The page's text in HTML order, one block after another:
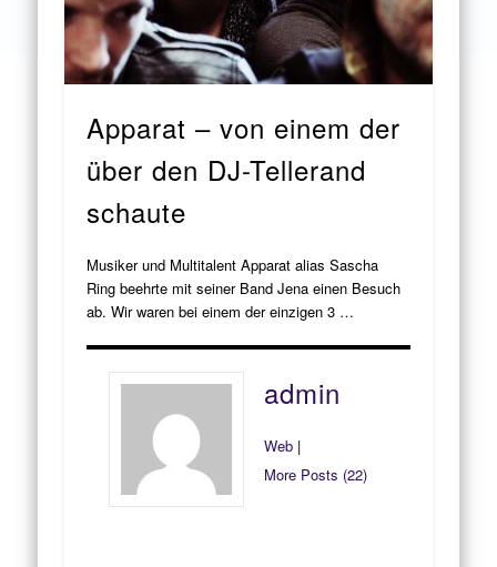
Apparat – von einem der
über den DJ-Tellerand
schaute
Musiker und Multitalent Apparat alias Sascha
Ring beehrte mit seiner Band Jena einen Besuch
ab. Wir waren bei einem der einzigen 3 …
admin
Web |
More Posts (22)